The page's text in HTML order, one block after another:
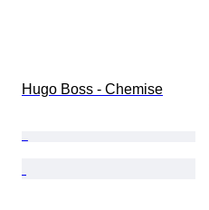
Hugo Boss - Chemise